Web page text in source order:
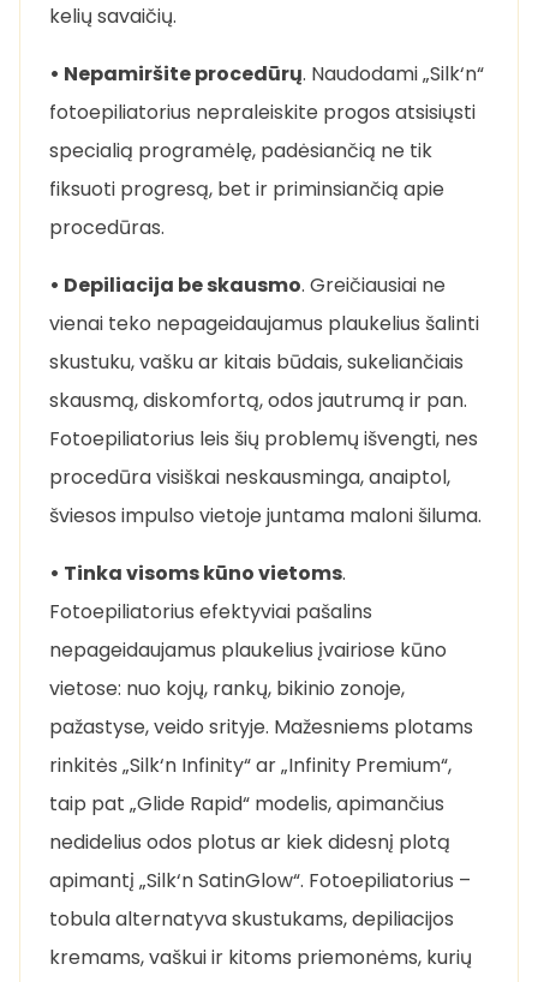
kelių savaičių.
• Nepamiršite procedūrų. Naudodami „Silk‘n“
fotoepiliatorius nepraleiskite progos atsisiųsti
specialią programėlę, padėsiančią ne tik
fiksuoti progresą, bet ir priminsiančią apie
procedūras.
• Depiliacija be skausmo. Greičiausiai ne
vienai teko nepageidaujamus plaukelius šalinti
skustuku, vašku ar kitais būdais, sukeliančiais
skausmą, diskomfortą, odos jautrumą ir pan.
Fotoepiliatorius leis šių problemų išvengti, nes
procedūra visiškai neskausminga, anaiptol,
šviesos impulso vietoje juntama maloni šiluma.
• Tinka visoms kūno vietoms.
Fotoepiliatorius efektyviai pašalins
nepageidaujamus plaukelius įvairiose kūno
vietose: nuo kojų, rankų, bikinio zonoje,
pažastyse, veido srityje. Mažesniems plotams
rinkitės „Silk‘n Infinity“ ar „Infinity Premium“,
taip pat „Glide Rapid“ modelis, apimančius
nedidelius odos plotus ar kiek didesnį plotą
apimantį „Silk‘n SatinGlow“. Fotoepiliatorius –
tobula alternatyva skustukams, depiliacijos
kremams, vaškui ir kitoms priemonėms, kurių